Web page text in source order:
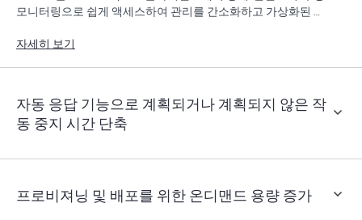
모니터링으로 쉽게 액세스하여 관리를 간소화하고 가상화된 인
자세히 보기
자동 응답 기능으로 계획되거나 계획되지 않은 작
동 중지 시간 단축
프로비져닝 및 배포를 위한 온디맨드 용량 증가